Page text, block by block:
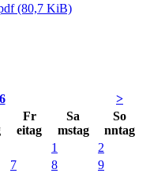
(80,7 KiB)
>
Fr
eitag
Sa
mstag
So
nntag
1
2
7 8
9